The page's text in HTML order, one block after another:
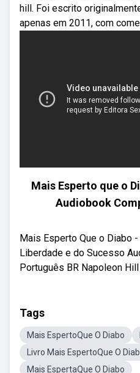
hill. Foi escrito
apenas em 2011, com
Mais Esperto que o
Audiobook
Mais Esperto Que o Diabo
Liberdade e do Sucesso
Português BR Napoleon Hill
Tags
Mais EspertoQue O Diabo
Livro Mais EspertoQue O
Mais EspertaQue O Diabo